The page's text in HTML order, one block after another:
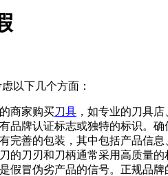
以下几个方面：
商家购买刀具 ，如专业的刀具
品牌认证标志或独特的标识。
完善的包装，其中包括产品信
的刀刃和刀柄通常采用高质量
假冒伪劣产品的信号。正规品